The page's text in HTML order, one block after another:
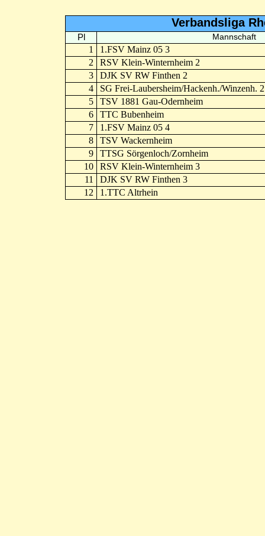
Verbandsliga
Pl Mannschaft
1
1.FSV Mainz 05 3
2
RSV Klein-Winternheim 2
3
DJK SV RW Finthen 2
4
SG Frei-Laubersheim/Hackenh./Winzenh. 2
5
TSV 1881 Gau-Odernheim
6
TTC Bubenheim
7
1.FSV Mainz 05 4
8
TSV Wackernheim
9
TTSG Sörgenloch/Zornheim
10
RSV Klein-Winternheim 3
11
DJK SV RW Finthen 3
12
1.TTC Altrhein